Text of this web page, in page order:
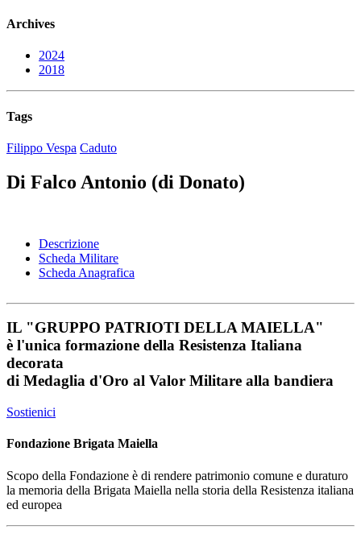
Archives
2024
2018
Tags
Filippo Vespa Caduto
Di Falco Antonio (di Donato)
Descrizione
Scheda Militare
Scheda Anagrafica
IL "GRUPPO PATRIOTI DELLA MAIELLA"
è l'unica formazione della Resistenza Italiana
decorata
di Medaglia d'Oro al Valor Militare alla bandiera
Sostienici
Fondazione Brigata Maiella
Scopo della Fondazione è di rendere patrimonio comune e duraturo
la memoria della Brigata Maiella nella storia della Resistenza italiana
ed europea